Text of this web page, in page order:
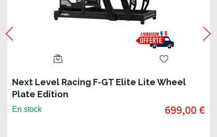
Next Level Racing F-GT Elite Lite Wheel
Plate Edition
En stock 699,00 €